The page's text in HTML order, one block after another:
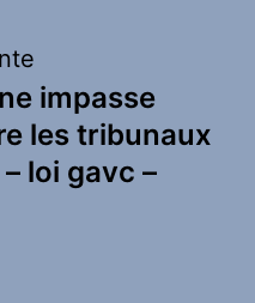
impasse
les tribunaux
loi gavc –